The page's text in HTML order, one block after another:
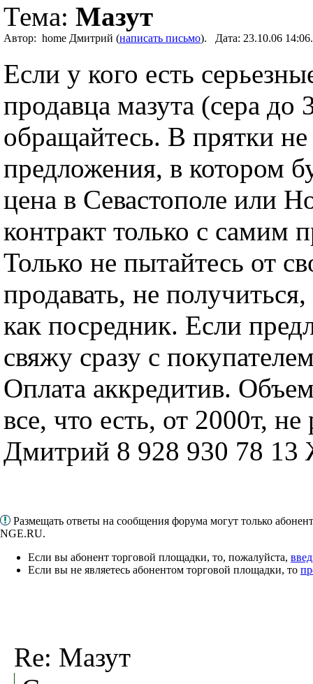
Тема: Мазут
Автор: home Дмитрий (написать письмо). Дата: 23.10.06
Если у кого есть
продавца мазута (сера до
обращайтесь. В прятки
предложения, в котором
цена в Севастополе или
контракт только с самим
Только не пытайтесь от
продавать, не
как посредник. Если
свяжу сразу с
Оплата аккредитив.
все, что есть, от 2000т, не
Дмитрий 8 928 930 78 13
Размещать ответы на сообщения форума могут только
NGE.RU.
Если вы абонент торговой площадки, то, пожалуйста,
Если вы не являетесь абонентом торговой площадки, то
Re: Мазут